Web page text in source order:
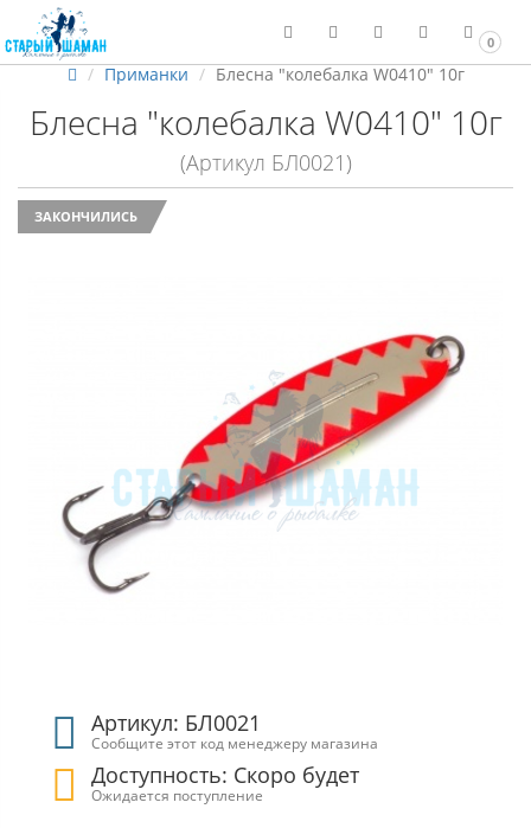
0
Приманки Блесна "колебалка W0410" 10г
Блесна "колебалка W0410" 10г
(Артикул БЛ0021)
ЗАКОНЧИЛИСЬ
Артикул: БЛ0021
Сообщите этот код менеджеру магазина
Доступность: Скоро будет
Ожидается поступление